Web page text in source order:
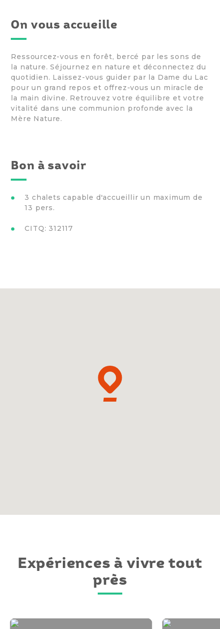
On vous accueille
Ressourcez-vous en forêt, bercé par les sons de
la nature. Séjournez en nature et déconnectez du
quotidien. Laissez-vous guider par la Dame du Lac
pour un grand repos et offrez-vous un miracle de
la main divine. Retrouvez votre équilibre et votre
vitalité dans une communion profonde avec la
Mère Nature.
Bon à savoir
3 chalets capable d'accueillir un maximum de
13 pers.
CITQ: 312117
Expériences à vivre tout
près